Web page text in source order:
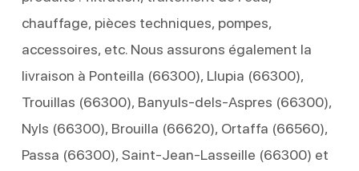
chauffage, pièces techniques, pompes,
accessoires, etc. Nous assurons également la
livraison à Ponteilla (66300), Llupia (66300),
Trouillas (66300), Banyuls-dels-Aspres (66300),
Nyls (66300), Brouilla (66620), Ortaffa (66560),
Passa (66300), Saint-Jean-Lasseille (66300) et